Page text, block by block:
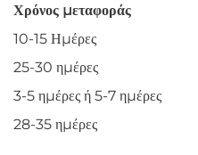
Χρόνος μεταφοράς
10-15 Ημέρες
25-30 ημέρες
3-5 ημέρες ή 5-7 ημέρες
28-35 ημέρες